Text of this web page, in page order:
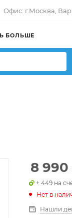
Офис: г.Москва,
БОЛЬШЕ
8 990
+ 449 на
Нет в
Нашли